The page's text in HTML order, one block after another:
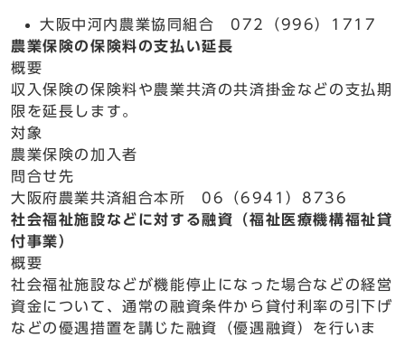
大阪中河内農業協同組合 072（996）1717
農業保険の保険料の支払い延長
概要
収入保険の保険料や農業共済の共済掛金などの支払期
限を延長します。
対象
農業保険の加入者
問合せ先
大阪府農業共済組合本所 06（6941）8736
社会福祉施設などに対する融資（福祉医療機構福祉貸
付事業）
概要
社会福祉施設などが機能停止になった場合などの経営
資金について、通常の融資条件から貸付利率の引下げ
などの優遇措置を講じた融資（優遇融資）を行いま